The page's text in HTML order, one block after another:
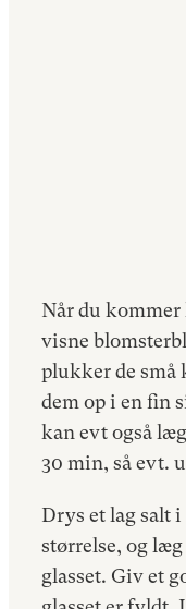
Når du kommer
visne
plukker de små
dem op i en fin
kan evt også
30 min, så evt.
Drys et lag salt i
størrelse, og
glasset. Giv et